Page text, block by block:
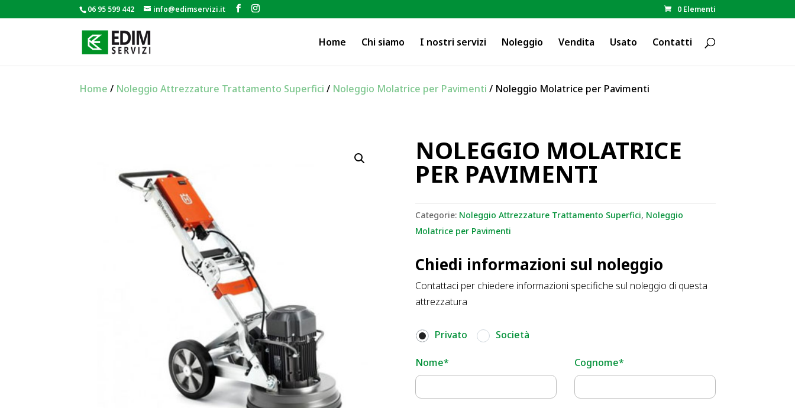
06 95 599 442 info@edimservizi.it 0 Elementi
Home Chi siamo I nostri servizi Noleggio Vendita Usato Contatti
Home / Noleggio Attrezzature Trattamento Superfici / Noleggio Molatrice per Pavimenti / Noleggio Molatrice per Pavimenti
NOLEGGIO MOLATRICE
PER PAVIMENTI
Categorie: Noleggio Attrezzature Trattamento Superfici, Noleggio
Molatrice per Pavimenti
Chiedi informazioni sul noleggio
Contattaci per chiedere informazioni specifiche sul noleggio di questa
attrezzatura
Privato Società
Nome* Cognome*